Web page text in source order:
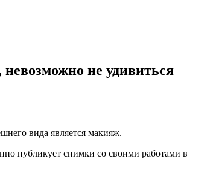
не удивиться
вида является макияж.
публикует снимки со своими работами в